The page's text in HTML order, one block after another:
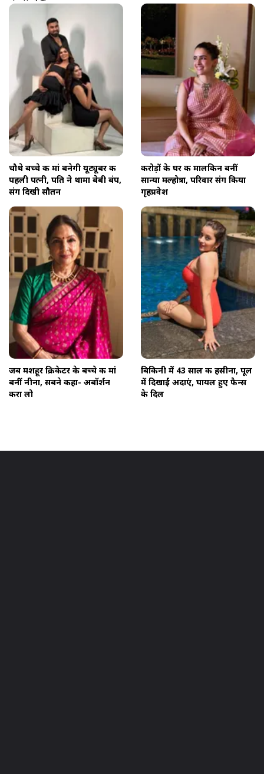
चौथे बच्चे की मां बनेगी यूट्यूबर की
पहली पत्नी, पति ने थामा बेबी बंप,
संग दिखी सौतन
करोड़ों के घर की मालकिन बनीं
सान्या मल्होत्रा, परिवार संग किया
गृहप्रवेश
जब मशहूर क्र‍िकेटर के बच्चे की मां
बनीं नीना, सबने कहा- अबॉर्शन
करा लो
बिकिनी में 43 साल की हसीना, पूल
में दिखाईं अदाएं, घायल हुए फैन्स
के दिल